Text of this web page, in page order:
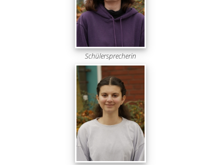
Schülersprecherin